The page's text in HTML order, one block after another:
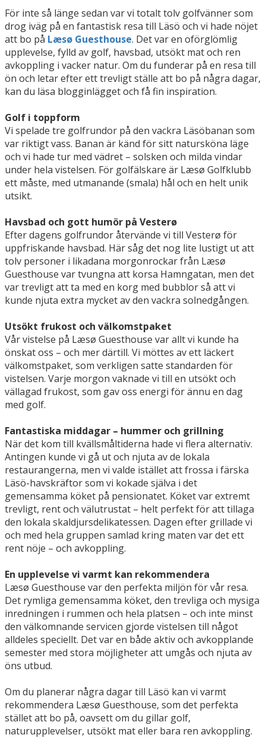
För inte så länge sedan var vi totalt tolv golfvänner som
drog iväg på en fantastisk resa till Läsö och vi hade nöjet
att bo på Læsø Guesthouse. Det var en oförglömlig
upplevelse, fylld av golf, havsbad, utsökt mat och ren
avkoppling i vacker natur. Om du funderar på en resa till
ön och letar efter ett trevligt ställe att bo på några dagar,
kan du läsa blogginlägget och få fin inspiration.
Golf i toppform
Vi spelade tre golfrundor på den vackra Läsöbanan som
var riktigt vass. Banan är känd för sitt natursköna läge
och vi hade tur med vädret – solsken och milda vindar
under hela vistelsen. För golfälskare är Læsø Golfklubb
ett måste, med utmanande (smala) hål och en helt unik
utsikt.
Havsbad och gott humör på Vesterø
Efter dagens golfrundor återvände vi till Vesterø för
uppfriskande havsbad. Här såg det nog lite lustigt ut att
tolv personer i likadana morgonrockar från Læsø
Guesthouse var tvungna att korsa Hamngatan, men det
var trevligt att ta med en korg med bubblor så att vi
kunde njuta extra mycket av den vackra solnedgången.
Utsökt frukost och välkomstpaket
Vår vistelse på Læsø Guesthouse var allt vi kunde ha
önskat oss – och mer därtill. Vi möttes av ett läckert
välkomstpaket, som verkligen satte standarden för
vistelsen. Varje morgon vaknade vi till en utsökt och
vällagad frukost, som gav oss energi för ännu en dag
med golf.
Fantastiska middagar – hummer och grillning
När det kom till kvällsmåltiderna hade vi flera alternativ.
Antingen kunde vi gå ut och njuta av de lokala
restaurangerna, men vi valde istället att frossa i färska
Läsö-havskräftor som vi kokade själva i det
gemensamma köket på pensionatet. Köket var extremt
trevligt, rent och välutrustat – helt perfekt för att tillaga
den lokala skaldjursdelikatessen. Dagen efter grillade vi
och med hela gruppen samlad kring maten var det ett
rent nöje – och avkoppling.
En upplevelse vi varmt kan rekommendera
Læsø Guesthouse var den perfekta miljön för vår resa.
Det rymliga gemensamma köket, den trevliga och mysiga
inredningen i rummen och hela platsen – och inte minst
den välkomnande servicen gjorde vistelsen till något
alldeles speciellt. Det var en både aktiv och avkopplande
semester med stora möjligheter att umgås och njuta av
öns utbud.
Om du planerar några dagar till Läsö kan vi varmt
rekommendera Læsø Guesthouse, som det perfekta
stället att bo på, oavsett om du gillar golf,
naturupplevelser, utsökt mat eller bara ren avkoppling.